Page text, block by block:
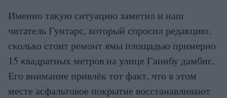
Именно такую ситуацию заметил и наш
читатель Гунтарс, который спросил редакцию,
сколько стоит ремонт ямы площадью примерно
15 квадратных метров на улице Ганибу дамбис.
Его внимание привлёк тот факт, что в этом
месте асфальтовое покрытие восстанавливают